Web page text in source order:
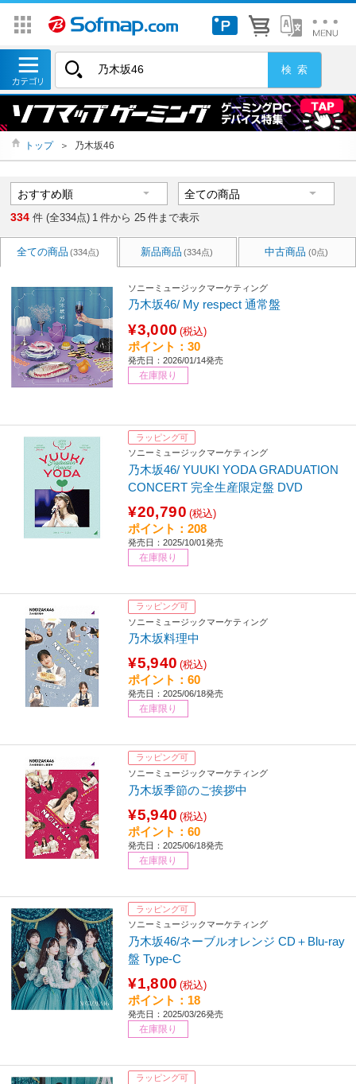
トップ ＞ 乃木坂46
334 件 (全334点) 1 件から 25 件まで表示
全ての商品 (334点) 新品商品 (334点) 中古商品 (0点)
ソニーミュージックマーケティング
乃木坂46/ My respect 通常盤
¥3,000 (税込)
ポイント：30
発売日：2026/01/14発売
在庫限り
ラッピング可
ソニーミュージックマーケティング
乃木坂46/ YUUKI YODA GRADUATION
CONCERT 完全生産限定盤 DVD
¥20,790 (税込)
ポイント：208
発売日：2025/10/01発売
在庫限り
ラッピング可
ソニーミュージックマーケティング
乃木坂料理中
¥5,940 (税込)
ポイント：60
発売日：2025/06/18発売
在庫限り
ラッピング可
ソニーミュージックマーケティング
乃木坂季節のご挨拶中
¥5,940 (税込)
ポイント：60
発売日：2025/06/18発売
在庫限り
ラッピング可
ソニーミュージックマーケティング
乃木坂46/ネーブルオレンジ CD＋Blu-ray
盤 Type-C
¥1,800 (税込)
ポイント：18
発売日：2025/03/26発売
在庫限り
ラッピング可